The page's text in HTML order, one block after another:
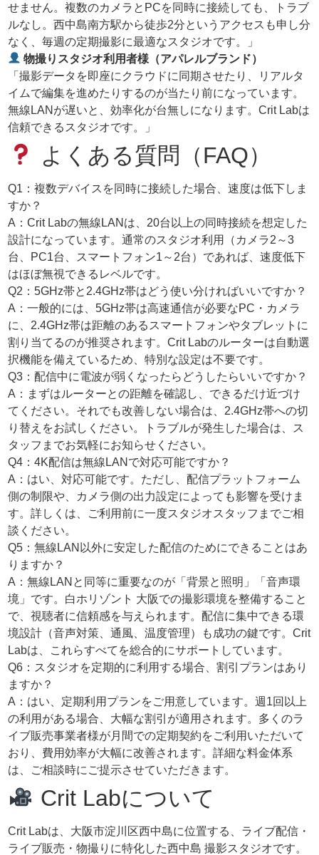
せません。複数のカメラとPCを同時に接続しても、トラブ
ルなし。西中島南方駅から徒歩2分というアクセスも申し分
なく、毎週の定期撮影に最適なスタジオです。」
物撮りスタジオ利用者様（アパレルブランド）
「撮影データを即座にクラウドに同期させたり、リアルタ
イムで編集を進めたりするのが当たり前になっています。
無線LANが遅いと、効率化が台無しになります。Crit Labは
信頼できるスタジオです。」
よくある質問（FAQ）
Q1：複数デバイスを同時に接続した場合、速度は低下しま
すか？
A：Crit Labの無線LANは、20台以上の同時接続を想定した
設計になっています。通常のスタジオ利用（カメラ2～3
台、PC1台、スマートフォン1～2台）であれば、速度低下
はほぼ無視できるレベルです。
Q2：5GHz帯と2.4GHz帯はどう使い分ければいいですか？
A：一般的には、5GHz帯は高速通信が必要なPC・カメラ
に、2.4GHz帯は距離のあるスマートフォンやタブレットに
割り当てるのが推奨されます。Crit Labのルーターは自動選
択機能を備えているため、特別な設定は不要です。
Q3：配信中に電波が弱くなったらどうしたらいいですか？
A：まずはルーターとの距離を確認し、できるだけ近づけ
てください。それでも改善しない場合は、2.4GHz帯への切
り替えをお試しください。トラブルが発生した場合は、ス
タッフまでお気軽にお知らせください。
Q4：4K配信は無線LANで対応可能ですか？
A：はい、対応可能です。ただし、配信プラットフォーム
側の制限や、カメラ側の出力設定によっても影響を受けま
す。詳しくは、ご利用前に一度スタジオスタッフまでご相
談ください。
Q5：無線LAN以外に安定した配信のためにできることはあ
りますか？
A：無線LANと同等に重要なのが「背景と照明」「音声環
境」です。白ホリゾント 大阪での撮影環境を整備すること
で、視聴者に信頼感を与えられます。配信に集中できる環
境設計（音声対策、通風、温度管理）も成功の鍵です。Crit
Labは、これらすべてを総合的にサポートしています。
Q6：スタジオを定期的に利用する場合、割引プランはあり
ますか？
A：はい、定期利用プランをご用意しています。週1回以上
の利用がある場合、大幅な割引が適用されます。多くのラ
イブ販売事業者様が月間での定期契約をご利用いただいて
おり、費用効率が大幅に改善されます。詳細な料金体系
は、ご相談時にご提示させていただきます。
Crit Labについて
Crit Labは、大阪市淀川区西中島に位置する、ライブ配信・
ライブ販売・物撮りに特化した西中島 撮影スタジオです。